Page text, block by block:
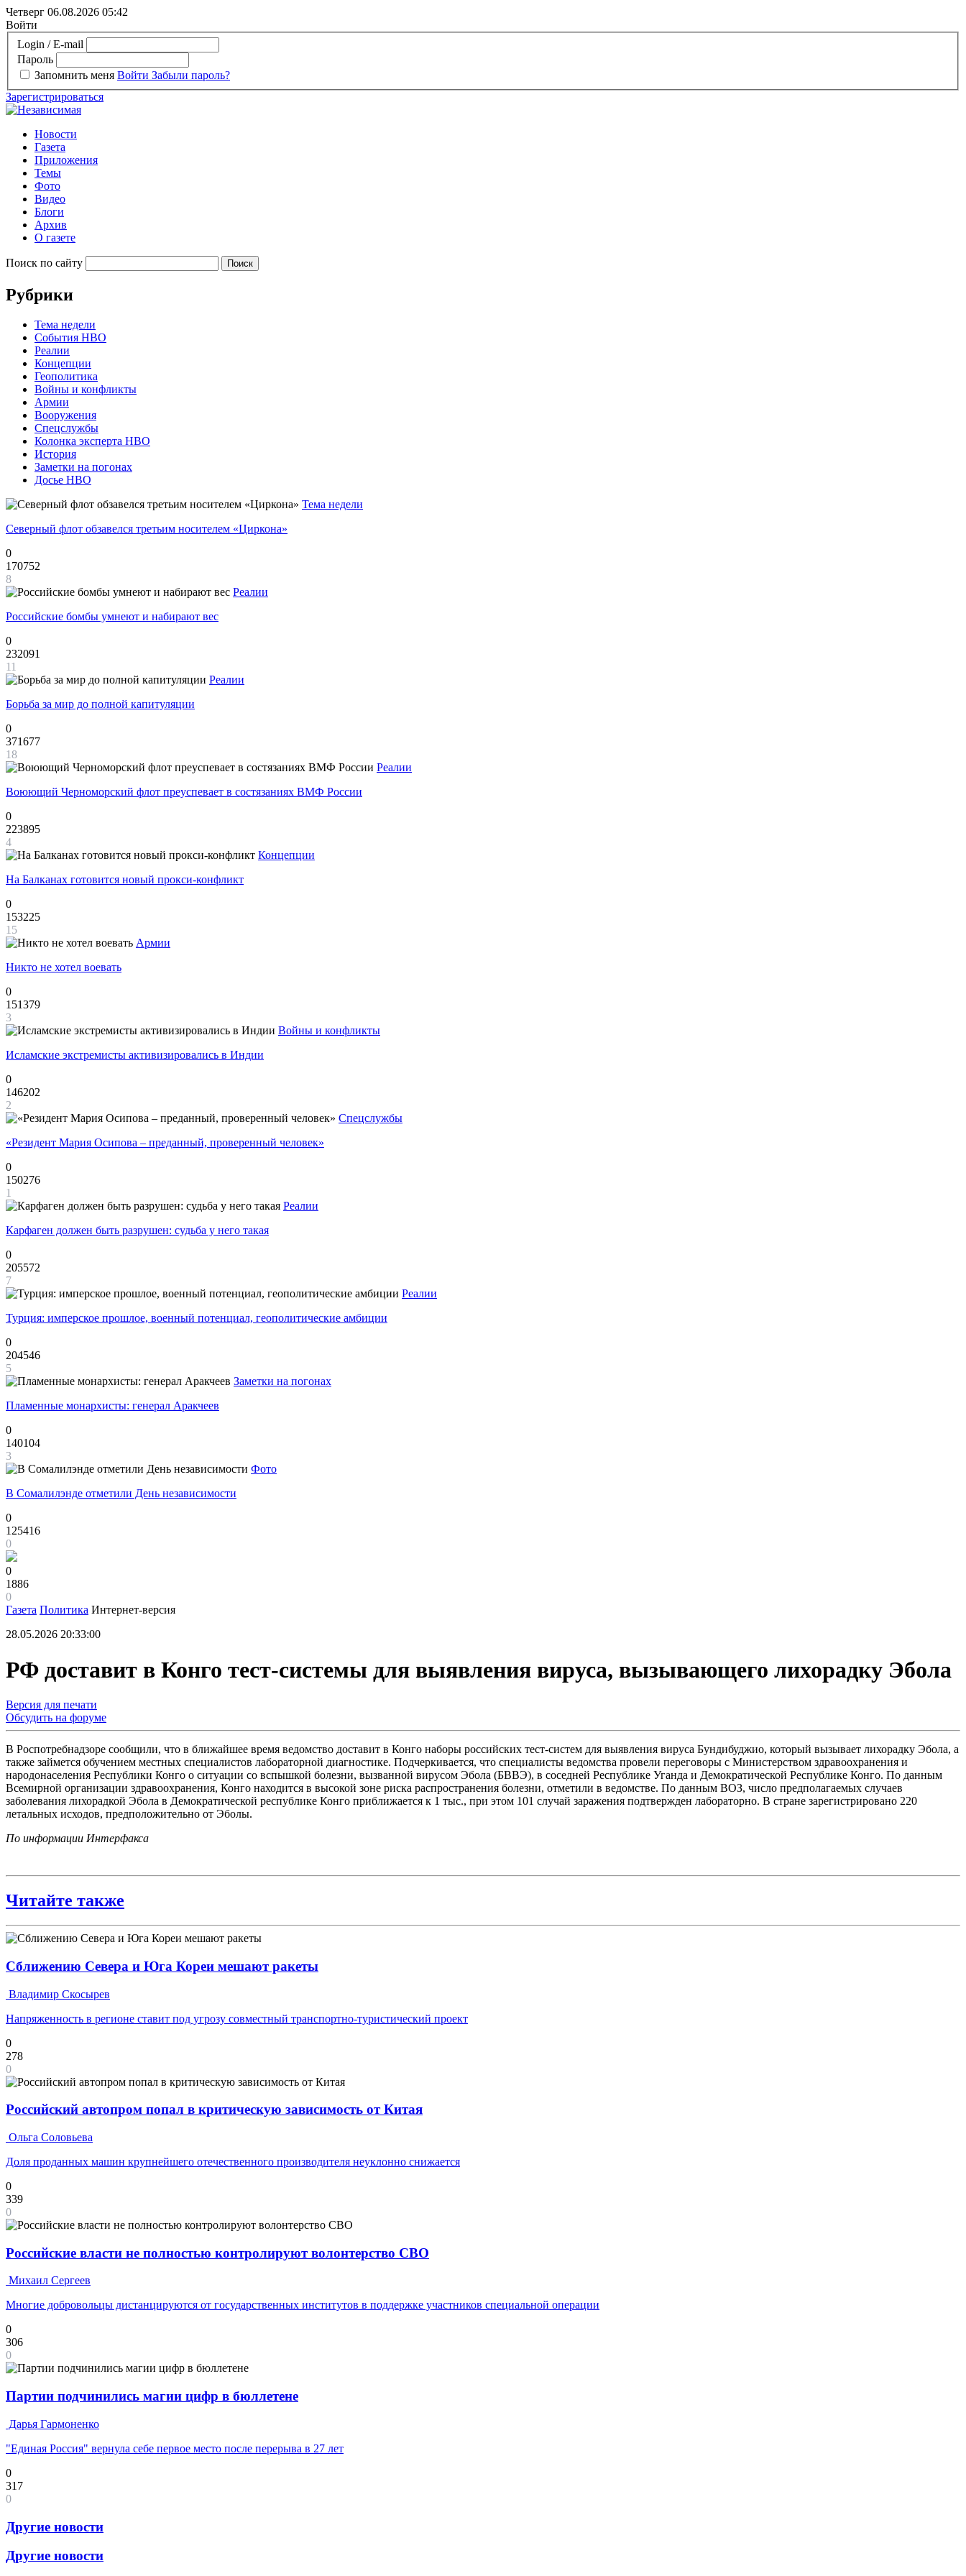
Четверг 06.08.2026 05:42
Войти
Login / E-mail
Пароль
Запомнить меня Войти Забыли пароль?
Зарегистрироваться
Новости
Газета
Приложения
Темы
Фото
Видео
Блоги
Архив
О газете
Поиск по сайту
Рубрики
Тема недели
События НВО
Реалии
Концепции
Геополитика
Войны и конфликты
Армии
Вооружения
Спецслужбы
Колонка эксперта НВО
История
Заметки на погонах
Досье НВО
Тема недели
Северный флот обзавелся третьим носителем «Циркона»
0
170752
8
Реалии
Российские бомбы умнеют и набирают вес
0
232091
11
Реалии
Борьба за мир до полной капитуляции
0
371677
18
Реалии
Воюющий Черноморский флот преуспевает в состязаниях ВМФ России
0
223895
4
Концепции
На Балканах готовится новый прокси-конфликт
0
153225
15
Армии
Никто не хотел воевать
0
151379
3
Войны и конфликты
Исламские экстремисты активизировались в Индии
0
146202
2
Спецслужбы
«Резидент Мария Осипова – преданный, проверенный человек»
0
150276
1
Реалии
Карфаген должен быть разрушен: судьба у него такая
0
205572
7
Реалии
Турция: имперское прошлое, военный потенциал, геополитические амбиции
0
204546
5
Заметки на погонах
Пламенные монархисты: генерал Аракчеев
0
140104
3
Фото
В Сомалилэнде отметили День независимости
0
125416
0
0
1886
0
Газета Политика Интернет-версия
28.05.2026 20:33:00
РФ доставит в Конго тест-системы для выявления вируса, вызывающего лихорадку Эбола
Версия для печати
Обсудить на форуме
В Роспотребнадзоре сообщили, что в ближайшее время ведомство доставит в Конго наборы российских тест-систем для выявления вируса Бундибуджио, который вызывает лихорадку Эбола, а
также займется обучением местных специалистов лабораторной диагностике. Подчеркивается, что специалисты ведомства провели переговоры с Министерством здравоохранения и
народонаселения Республики Конго о ситуации со вспышкой болезни, вызванной вирусом Эбола (БВВЭ), в соседней Республике Уганда и Демократической Республике Конго. По данным
Всемирной организации здравоохранения, Конго находится в высокой зоне риска распространения болезни, отметили в ведомстве. По данным ВОЗ, число предполагаемых случаев
заболевания лихорадкой Эбола в Демократической республике Конго приближается к 1 тыс., при этом 101 случай заражения подтвержден лабораторно. В стране зарегистрировано 220
летальных исходов, предположительно от Эболы.
По информации Интерфакса
Читайте также
Сближению Севера и Юга Кореи мешают ракеты
Владимир Скосырев
Напряженность в регионе ставит под угрозу совместный транспортно-туристический проект
0
278
0
Российский автопром попал в критическую зависимость от Китая
Ольга Соловьева
Доля проданных машин крупнейшего отечественного производителя неуклонно снижается
0
339
0
Российские власти не полностью контролируют волонтерство СВО
Михаил Сергеев
Многие добровольцы дистанцируются от государственных институтов в поддержке участников специальной операции
0
306
0
Партии подчинились магии цифр в бюллетене
Дарья Гармоненко
"Единая Россия" вернула себе первое место после перерыва в 27 лет
0
317
0
Другие новости
Другие новости